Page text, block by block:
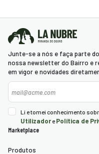
Junte-se a nós e faça parte
nossa newsletter do Bairro e
em vigor e novidades
Li e tomei conhecimento
Utilizador ePolítica de
Marketplace
Produtos